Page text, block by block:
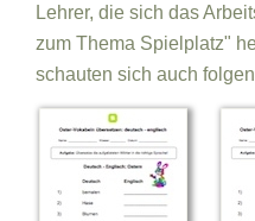
Lehrer, die sich das
zum Thema Spielplatz"
schauten sich auch